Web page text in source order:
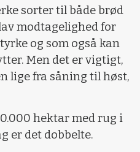
sorter til både brød
modtagelighed for
og som også kan
Men det er vigtigt,
lige fra såning til høst,
hektar med rug i
er det dobbelte.